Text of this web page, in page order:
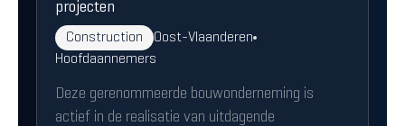
projecten
Construction
Oost-Vlaanderen
Hoofdaannemers
Deze gerenommeerde bouwonderneming is
actief in de realisatie van uitdagende